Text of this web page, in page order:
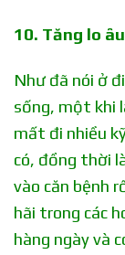
10. Tăng lo
Như đã nói ở
sống, một khi
mất đi nhiều
có, đồng thời
vào căn bệnh
hãi trong các
hàng ngày và